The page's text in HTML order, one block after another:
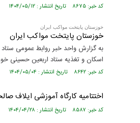
کد خبر: ۸۶۷۵ تاریخ انتشار : ۱۴۰۴/۰۵/۱۲
خوزستان پایتخت مواکب ایران
خوزستان پایتخت مواکب ایران
به گزارش واحد خبر روابط عمومی
اسکان و تغذیه ستاد اربعین حسینی
کد خبر: ۸۶۴۲ تاریخ انتشار : ۱۴۰۴/۰۵/۰۴
اختتامیه کارگاه آموزشی ایلاف
کد خبر: ۸۵۸۷ تاریخ انتشار : ۱۴۰۴/۰۴/۲۸